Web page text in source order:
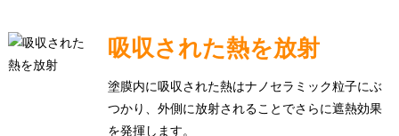
吸収された熱を放射
塗膜内に吸収された熱はナノセラミック粒子にぶ
つかり、外側に放射されることでさらに遮熱効果
を発揮します。